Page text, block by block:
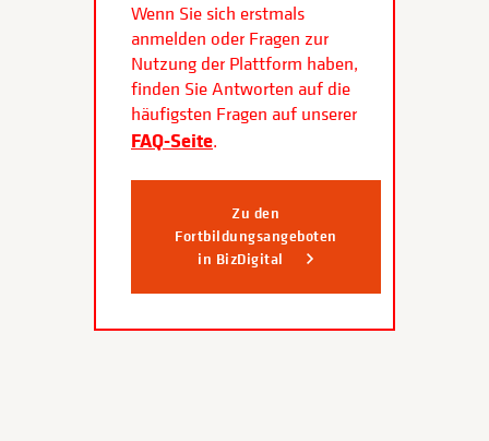
Wenn Sie sich erstmals
anmelden oder Fragen zur
Nutzung der Plattform haben,
finden Sie Antworten auf die
häufigsten Fragen auf unserer
FAQ-Seite.
Zu den
Fortbildungsangeboten
in BizDigital